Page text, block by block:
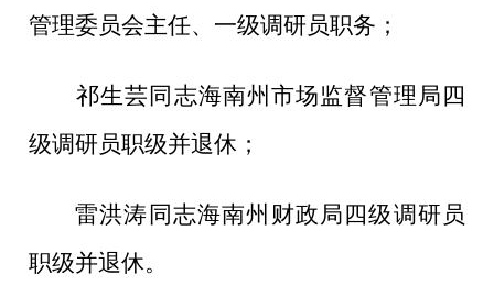
管理委员会主任、一级调研员职务；
祁生芸同志海南州市场监督管理局四
级调研员职级并退休；
雷洪涛同志海南州财政局四级调研员
职级并退休。